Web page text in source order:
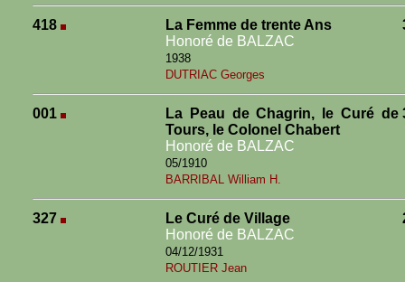
418
La Femme de trente Ans
Honoré de BALZAC
1938
DUTRIAC Georges
001
La Peau de Chagrin, le Curé de
Tours, le Colonel Chabert
Honoré de BALZAC
05/1910
BARRIBAL William H.
327
Le Curé de Village
Honoré de BALZAC
04/12/1931
ROUTIER Jean